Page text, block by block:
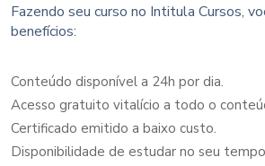
Fazendo seu curso no Intitula Cursos,
benefícios:
Conteúdo disponível a 24h por dia.
Acesso gratuito vitalício a todo o
Certificado emitido a baixo custo.
Disponibilidade de estudar no seu